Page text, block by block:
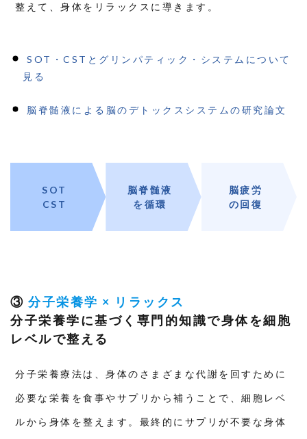
整えて、身体をリラックスに導きます。
SOT・CSTとグリンパティック・システムについて
見る
脳脊髄液による脳のデトックスシステムの研究論文
SOT
CST
脳脊髄液
を循環
脳疲労
の回復
③ 分子栄養学 × リラックス
分子栄養学に基づく専門的知識で身体を細胞
レベルで整える
分子栄養療法は、身体のさまざまな代謝を回すために
必要な栄養を食事やサプリから補うことで、細胞レベ
ルから身体を整えます。最終的にサプリが不要な身体